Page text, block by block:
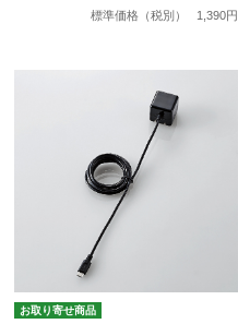
標準価格（税別）
1,390円
お取り寄せ商品